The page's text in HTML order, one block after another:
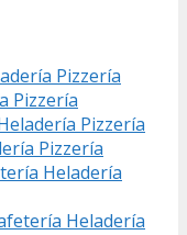
Pizzería
Pizzería
Pizzería
Pizzería
Heladería
Heladería